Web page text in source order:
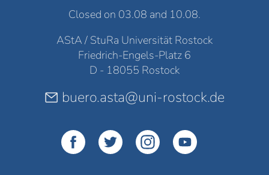
Closed on 03.08 and 10.08.
AStA / StuRa Universität Rostock
Friedrich-Engels-Platz 6
D - 18055 Rostock
buero.asta@uni-rostock.de